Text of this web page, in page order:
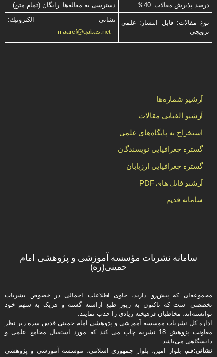
درصد پذیرش مقالات: 40% دسترسی به مقاله‌ها: رایگان (تمام متن)
نوع مقالات: قابل انتشار: علمی
ترویجی
نشانی الكترونیك:
maaref@qabas.net
آرشیو شماره‌ها
آرشیو الفبایی مقالات
استخراج به پایگاه‌های علمی
گستره جغرافیایی نویسندگان
گستره جغرافیایی ارزیابان
آرشیو فایل های PDF
سامانه قدیم
سامانه نشریات مؤسسه آموزشی و پژوهشی امام
خمینی(ره)
مجموعه‌ای که پیش‌رو دارید،‌ حاوی اطلاعات اجمالی در خصوص نشریات
تخصصی است که تاکنون به زیور طبع آراسته گشته و هریک به سهم خود
توانسته‌اند، مخاطبان فرهیخته‌ زیادی را جذب نمایند.
اداره كل نشریات موسسه آموزشی و پژوهشی امام خمینی قدس سره زیر نظر
معاونت پژوهش 18 نشریه چاپ می کند که مورد استقبال مجامع علمی و
دانشگاهی می‌باشد.
نشانی:قم، بلوار امین، بلوار جمهوری اسلامی، موسسه آموزشی و پژوهشی